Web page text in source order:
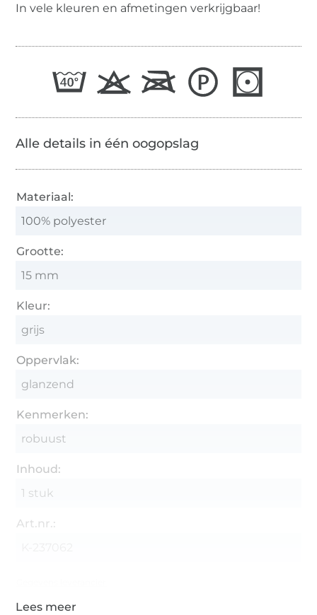
In vele kleuren en afmetingen verkrijgbaar!
Alle details in één oogopslag
Materiaal:
100% polyester
Grootte:
15 mm
Kleur:
grijs
Oppervlak:
glanzend
Kenmerken:
robuust
Inhoud:
1 stuk
Art.nr.: